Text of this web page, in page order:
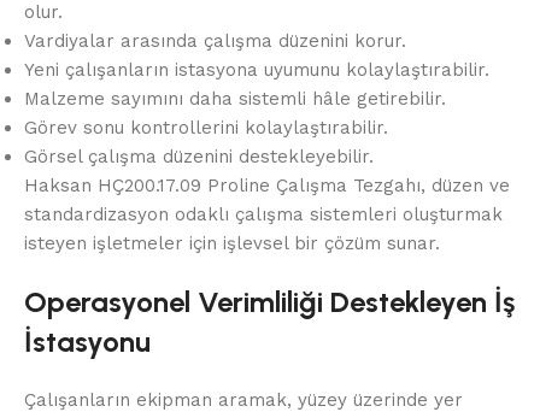
olur.
Vardiyalar arasında çalışma düzenini korur.
Yeni çalışanların istasyona uyumunu kolaylaştırabilir.
Malzeme sayımını daha sistemli hâle getirebilir.
Görev sonu kontrollerini kolaylaştırabilir.
Görsel çalışma düzenini destekleyebilir.
Haksan HÇ200.17.09 Proline Çalışma Tezgahı, düzen ve
standardizasyon odaklı çalışma sistemleri oluşturmak
isteyen işletmeler için işlevsel bir çözüm sunar.
Operasyonel Verimliliği Destekleyen İş
İstasyonu
Çalışanların ekipman aramak, yüzey üzerinde yer